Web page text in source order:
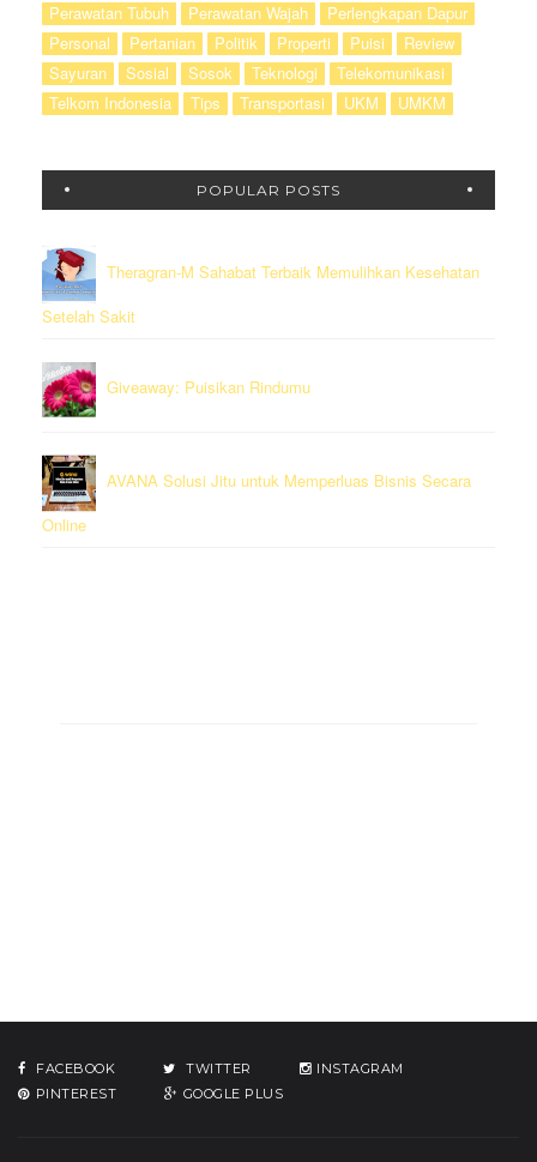
Perawatan Tubuh
Perawatan Wajah
Perlengkapan Dapur
Personal
Pertanian Politik Properti Puisi
Review
Sayuran
Sosial Sosok Teknologi
Telekomunikasi
Telkom Indonesia
Tips Transportasi UKM UMKM
POPULAR POSTS
Theragran-M Sahabat Terbaik Memulihkan Kesehatan
Setelah Sakit
Giveaway: Puisikan Rindumu
AVANA Solusi Jitu untuk Memperluas Bisnis Secara
Online
FACEBOOK TWITTER
INSTAGRAM
PINTEREST
GOOGLE PLUS